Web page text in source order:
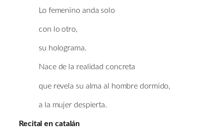
Lo femenino anda solo
con lo otro,
su holograma.
Nace de la realidad concreta
que revela su alma al hombre dormido,
a la mujer despierta.
Recital en catalán